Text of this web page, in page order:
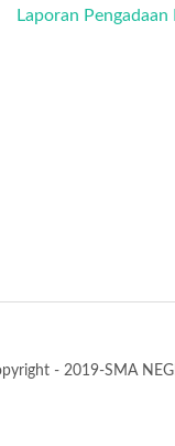
Laporan
- 2019-SMA